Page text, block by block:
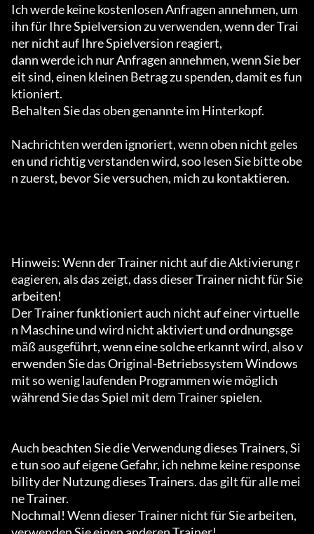
Ich werde keine kostenlosen Anfragen annehmen, um
ihn für Ihre Spielversion zu verwenden, wenn der Trai
ner nicht auf Ihre Spielversion reagiert,
dann werde ich nur Anfragen annehmen, wenn Sie ber
eit sind, einen kleinen Betrag zu spenden, damit es fun
ktioniert.
Behalten Sie das oben genannte im Hinterkopf.
Nachrichten werden ignoriert, wenn oben nicht geles
en und richtig verstanden wird, soo lesen Sie bitte obe
n zuerst, bevor Sie versuchen, mich zu kontaktieren.
Hinweis: Wenn der Trainer nicht auf die Aktivierung r
eagieren, als das zeigt, dass dieser Trainer nicht für Sie
arbeiten!
Der Trainer funktioniert auch nicht auf einer virtuelle
n Maschine und wird nicht aktiviert und ordnungsge
mäß ausgeführt, wenn eine solche erkannt wird, also v
erwenden Sie das Original-Betriebssystem Windows
mit so wenig laufenden Programmen wie möglich
während Sie das Spiel mit dem Trainer spielen.
Auch beachten Sie die Verwendung dieses Trainers, Si
e tun soo auf eigene Gefahr, ich nehme keine response
bility der Nutzung dieses Trainers. das gilt für alle mei
ne Trainer.
Nochmal! Wenn dieser Trainer nicht für Sie arbeiten,